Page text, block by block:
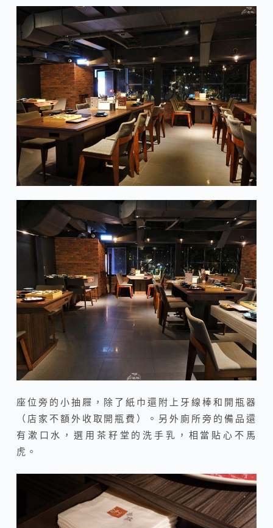
座位旁的小抽屜，除了紙巾還附上牙線棒和開瓶器
（店家不額外收取開瓶費）。另外廁所旁的備品還
有漱口水，選用茶籽堂的洗手乳，相當貼心不馬
虎。